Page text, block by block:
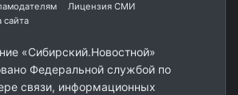
Лицензия СМИ
сайта
«Сибирский.Новостной»
Федеральной службой по
связи, информационных